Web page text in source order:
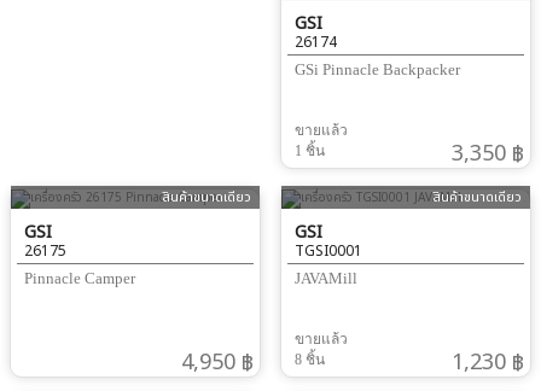
GSI
26174
GSi Pinnacle Backpacker
ขายแล้ว
1 ชิ้น
3,350 ฿
สินค้าขนาดเดียว
GSI
26175
Pinnacle Camper
4,950 ฿
สินค้าขนาดเดียว
GSI
TGSI0001
JAVAMill
ขายแล้ว
8 ชิ้น
1,230 ฿